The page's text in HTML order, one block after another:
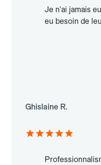
Je n'ai jamais
eu besoin de
Ghislaine R.